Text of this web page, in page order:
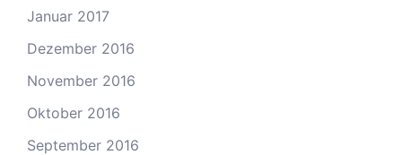
Januar 2017
Dezember 2016
November 2016
Oktober 2016
September 2016